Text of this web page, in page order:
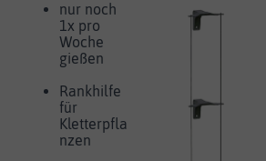
nur noch
1x pro
Woche
gießen
Rankhilfe
für
Kletterpfla
nzen